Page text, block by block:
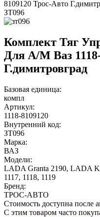
ЗТ096
Комплект Тяг
Для А/М Ваз
Г.димитровград
Базовая единица:
компл
Артикул:
1118-8109120
Внутренний код:
ЗТ096
Марка:
ВАЗ
Модели:
LADA Granta 2190, LADA
1117, 1118, 1119
Бренд:
ТРОС-АВТО
Стоимость доступна после
С этим товаром часто